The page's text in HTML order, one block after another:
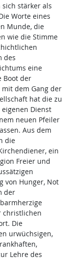
stärker als
Worte eines
Munde, die
wie die Stimme
des
eine
Boot der
dem Gang der
hat die zu
Dienst
neuen Pfeiler
Aus dem
die
ein
Freier und
von Hunger, Not
der
christlichen
Die
urwüchsigen,
Lehre des